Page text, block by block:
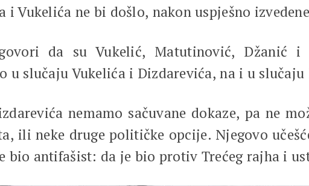
Vukelića ne bi došlo, nakon uspješno
da su Vukelić, Matutinović, Džanić i
u slučaju Vukelića i Dizdarevića, na i u
nemamo sačuvane dokaze, pa ne
ili neke druge političke opcije. Njegovo
bio antifašist: da je bio protiv Trećeg rajha i